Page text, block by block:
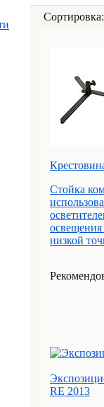
Стойка
освещения
низкой
RE 2013